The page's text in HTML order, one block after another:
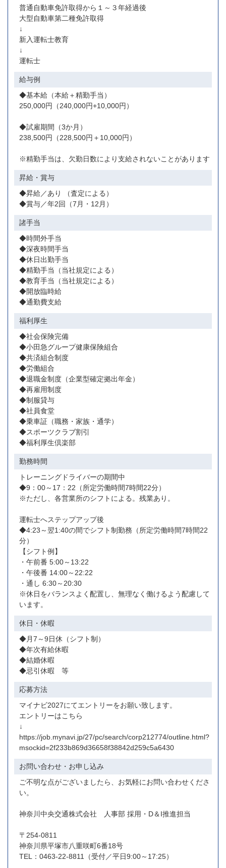
普通自動車免許取得から１～３年経過後
大型自動車第二種免許取得
↓
新入運転士教育
↓
運転士
給与例
◆基本給（本給＋精勤手当）
250,000円（240,000円+10,000円）
◆試雇期間（3か月）
238,500円（228,500円＋10,000円）
※精勤手当は、欠勤日数により支給されないことがあります
昇給・賞与
◆昇給／あり （査定による）
◆賞与／年2回（7月・12月）
諸手当
◆時間外手当
◆深夜時間手当
◆休日出勤手当
◆精勤手当（当社規定による）
◆教育手当（当社規定による）
◆開放臨時給
◆通勤費支給
福利厚生
◆社会保険完備
◆小田急グループ健康保険組合
◆共済組合制度
◆労働組合
◆退職金制度（企業型確定拠出年金）
◆再雇用制度
◆制服貸与
◆社員食堂
◆乗車証（職務・家族・通学）
◆スポーツクラブ割引
◆福利厚生倶楽部
勤務時間
トレーニングドライバーの期間中
◆9：00～17：22（所定労働時間7時間22分）
※ただし、各営業所のシフトによる。残業あり。
運転士へステップアップ後
◆4:23～翌1:40の間でシフト制勤務（所定労働時間7時間22
分）
【シフト例】
・午前番 5:00～13:22
・午後番 14:00～22:22
・通し 6:30～20:30
※休日をバランスよく配置し、無理なく働けるよう配慮して
います。
休日・休暇
◆月7～9日休（シフト制）
◆年次有給休暇
◆結婚休暇
◆忌引休暇 等
応募方法
マイナビ2027にてエントリーをお願い致します。
エントリーはこちら
↓
https://job.mynavi.jp/27/pc/search/corp212774/outline.html?
msockid=2f233b869d36658f38842d259c5a6430
お問い合わせ・お申し込み
ご不明な点がございましたら、お気軽にお問い合わせくださ
い。
神奈川中央交通株式会社 人事部 採用・D＆I推進担当
〒254-0811
神奈川県平塚市八重咲町6番18号
TEL：0463-22-8811（受付／平日9:00～17:25）